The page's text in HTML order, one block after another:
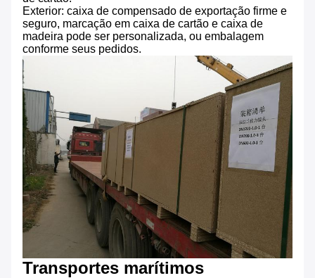
Exterior: caixa de compensado de exportação firme e
seguro, marcação em caixa de cartão e caixa de
madeira pode ser personalizada, ou embalagem
conforme seus pedidos.
Transportes marítimos